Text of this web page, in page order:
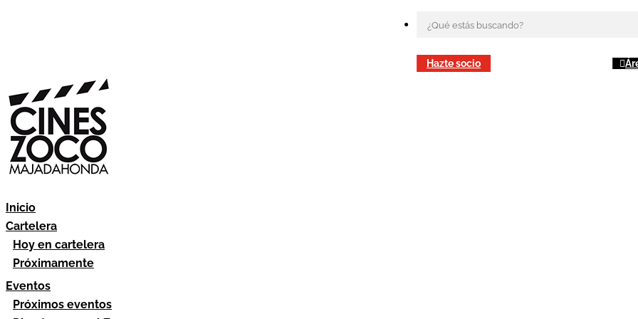
Hazte socio
Inicio
Cartelera
Hoy en cartelera
Próximamente
Eventos
Próximos eventos